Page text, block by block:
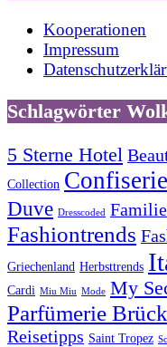
Kooperationen
Impressum
Schlagwörter
5 Sterne Hotel
Collection
Duve Dresscoded
Fashiontrends
Griechenland Herbsttrends
Cardi Miu Miu Mode My
Parfümerie
Reisetipps Saint Tropez